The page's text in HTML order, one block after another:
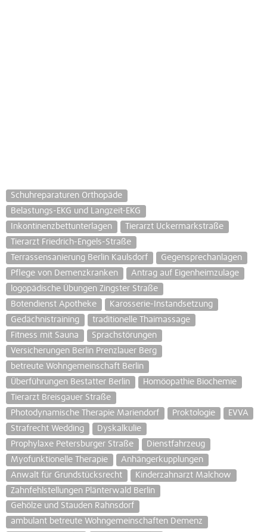
Schuhreparaturen Orthopäde
Belastungs-EKG und Langzeit-EKG
Inkontinenzbettunterlagen
Tierarzt Uckermarkstraße
Tierarzt Friedrich-Engels-Straße
Terrassensanierung Berlin Kaulsdorf
Gegensprechanlagen
Pflege von Demenzkranken
Antrag auf Eigenheimzulage
logopädische Übungen Zingster Straße
Botendienst Apotheke
Karosserie-Instandsetzung
Gedächnistraining
traditionelle Thaimassage
Fitness mit Sauna
Sprachstörungen
Versicherungen Berlin Prenzlauer Berg
betreute Wohngemeinschaft Berlin
Überführungen Bestatter Berlin
Homöopathie Biochemie
Tierarzt Breisgauer Straße
Photodynamische Therapie Mariendorf
Proktologie
EVVA
Strafrecht Wedding
Dyskalkulie
Prophylaxe Petersburger Straße
Dienstfahrzeug
Myofunktionelle Therapie
Anhängerkupplungen
Anwalt für Grundstücksrecht
Kinderzahnarzt Malchow
Zahnfehlstellungen Plänterwald Berlin
Gehölze und Stauden Rahnsdorf
ambulant betreute Wohngemeinschaften Demenz